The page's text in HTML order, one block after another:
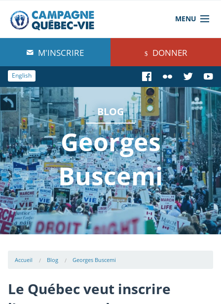
MENU
À propos de nous
Blog
Comprendre
Agir
Boutique
M'INSCRIRE DONNER
English
BLOG
Georges
Buscemi
Accueil Blog Georges Buscemi
Le Québec veut inscrire